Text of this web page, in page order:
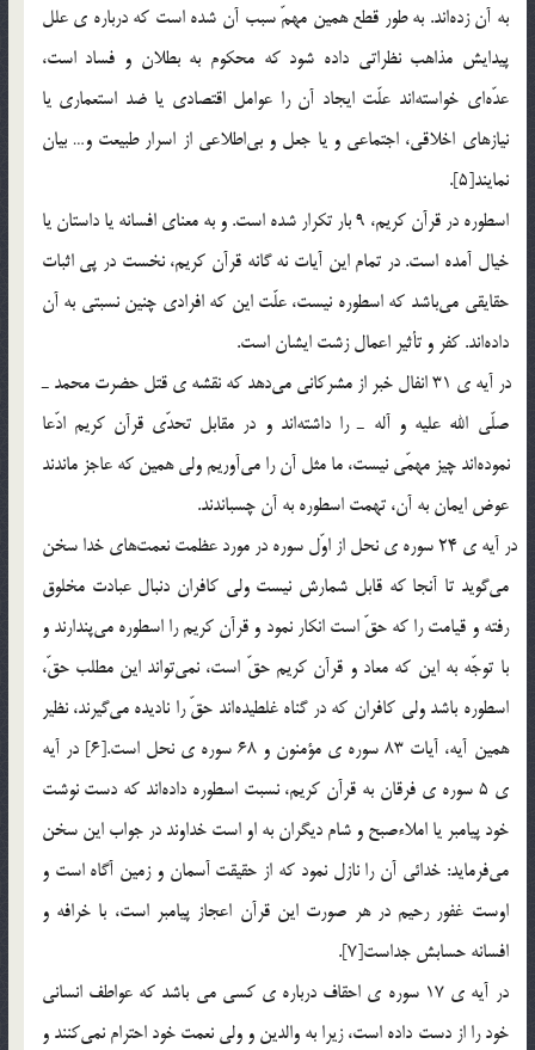
به آن زده‎اند. به طور قطع همين مهمّ سبب آن شده است كه درباره ي علل
پيدايش مذاهب نظراتي داده شود كه محكوم به بطلان و فساد است،
عدّه‎اي خواسته‎اند علّت ايجاد آن را عوامل اقتصادي يا ضد استعماري يا
نيازهاي اخلاقي، اجتماعي و يا جعل و بي‎اطلاعي از اسرار طبيعت و… بيان
نمايند[5].
اسطوره در قرآن كريم، 9 بار تكرار شده است. و به معناي افسانه يا داستان يا
خيال آمده است. در تمام اين آيات نه گانه قرآن كريم، نخست در پي اثبات
حقايقي مي‎باشد كه اسطوره نيست، علّت اين كه افرادي چنين نسبتي به آن
داده‎اند. كفر و تأثير اعمال زشت ايشان است.
در آيه ي 31 انفال خبر از مشركاني مي‎دهد كه نقشه ي ‌قتل حضرت محمد ـ
صلّي الله عليه و آله ـ را داشته‎اند و در مقابل تحدّي قرآن كريم ادّعا
نموده‎اند چيز مهمّي نيست، ما مثل آن را مي‎آوريم ولي همين كه عاجز ماندند
عوض ايمان به آن، تهمت اسطوره به آن چسباندند.
در آيه ي 24 سوره ي نحل از اوّل سوره در مورد عظمت نعمت‎هاي خدا سخن
مي‎گويد تا آنجا كه قابل شمارش نيست ولي كافران دنبال عبادت مخلوق
رفته و قيامت را كه حقّ است انكار نمود و قرآن كريم را اسطوره مي‎پندارند و
با توجّه به اين كه معاد و قرآن كريم حقّ است، نمي‎تواند اين مطلب حقّ،
اسطوره باشد ولي كافران كه در گناه غلطيده‎اند حقّ را ناديده مي‎گيرند، نظير
همين آيه، آيات 83 سوره ي مؤمنون و 68 سوره ي نحل است.[6] در آيه
ي 5 سوره ي فرقان به قرآن كريم، نسبت اسطوره داده‎اند كه دست نوشت
خود پيامبر يا املاء‌صبح و شام ديگران به او است خداوند در جواب اين سخن
مي‎فرمايد: خدائي آن را نازل نمود كه از حقيقت آسمان و زمين آگاه است و
اوست غفور رحيم در هر صورت اين قرآن اعجاز پيامبر است، با خرافه و
افسانه حسابش جداست[7].
در آيه ي 17 سوره ي احقاف درباره ي كسي مي باشد كه عواطف انساني
خود را از دست داده است، زيرا به والدين و ولي نعمت خود احترام نمي‎كنند و